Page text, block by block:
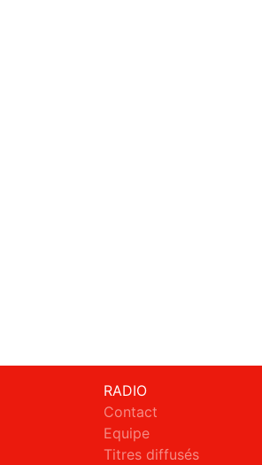
RADIO
Contact
Equipe
Titres diffusés